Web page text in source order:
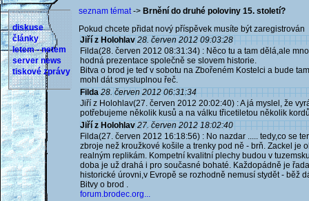
diskuse
články
letem - netem
server news
tiskové zprávy
seznam témat-> Brnění do druhé poloviny 15. století?
Pokud chcete přidat nový příspěvek musíte být
Jiří z Holohlav 28. červen 2012 09:03:28
Filda(28. červen 2012 08:31:34) : Něco tu a tam dělá,ale
hodná prezentace společně se slovem historie.
Bitva o brod je teď v sobotu na Zbořeném Kostelci a bude
mohl dát smysluplnou řeč.
Filda 28. červen 2012 06:31:34
Jiří z Holohlav(27. červen 2012 20:02:40) : A já myslel, že
potřebujeme několik kusů a na válku třicetiletou několik
Jiří z Holohlav 27. červen 2012 18:02:40
Filda(27. červen 2012 16:18:56) : No nazdar ..... tedy,co se
zbroje než kroužkové košile a trenky pod ně - brň. Zackel je
realným replikám. Kompetní kvalitní plechy budou v
doba je už drahá i pro současné bohaté. Každopádně je
historické úrovni,v Evropě se rozhodně nemusí stydět - běž
Bitvy o brod .
forum.brodec.org...